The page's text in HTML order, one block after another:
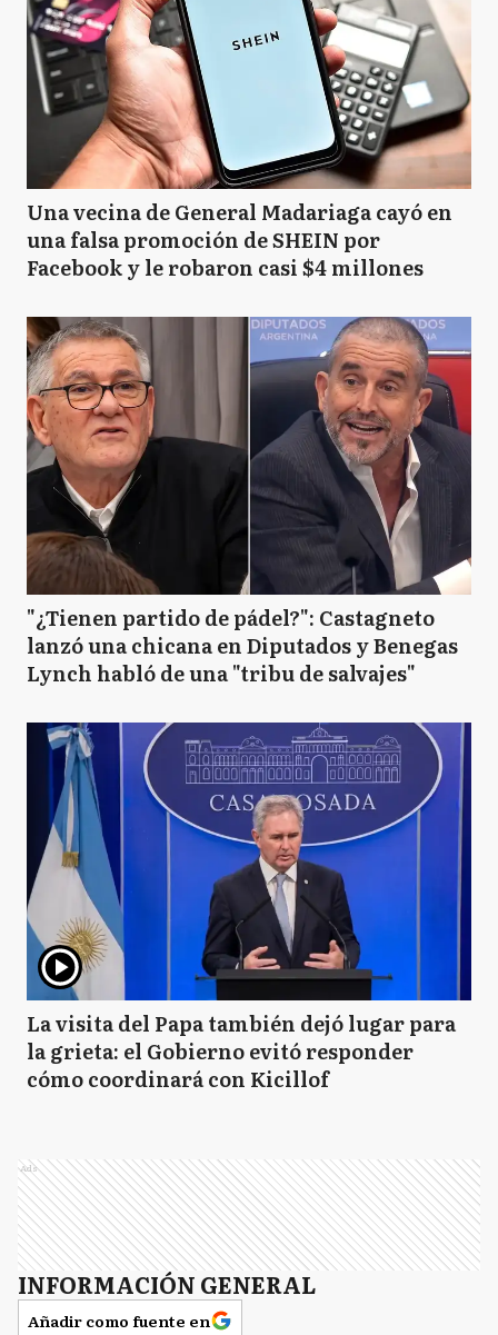
Una vecina de General Madariaga cayó en
una falsa promoción de SHEIN por
Facebook y le robaron casi $4 millones
"¿Tienen partido de pádel?": Castagneto
lanzó una chicana en Diputados y Benegas
Lynch habló de una "tribu de salvajes"
La visita del Papa también dejó lugar para
la grieta: el Gobierno evitó responder
cómo coordinará con Kicillof
Ads
INFORMACIÓN GENERAL
Añadir como fuente en